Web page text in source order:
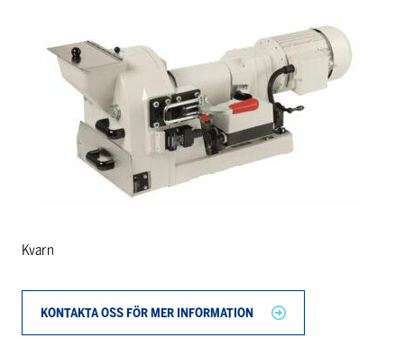
Kvarn
KONTAKTA OSS FÖR MER INFORMATION